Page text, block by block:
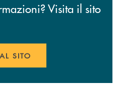
Visita il sito
SITO